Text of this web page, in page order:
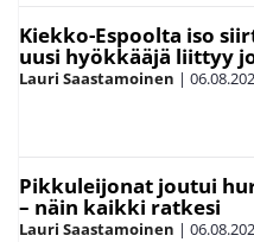
Kiekko-Espoolta iso
uusi hyökkääjä liittyy
Lauri Saastamoinen |
Pikkuleijonat joutui
– näin kaikki ratkesi
Lauri Saastamoinen |